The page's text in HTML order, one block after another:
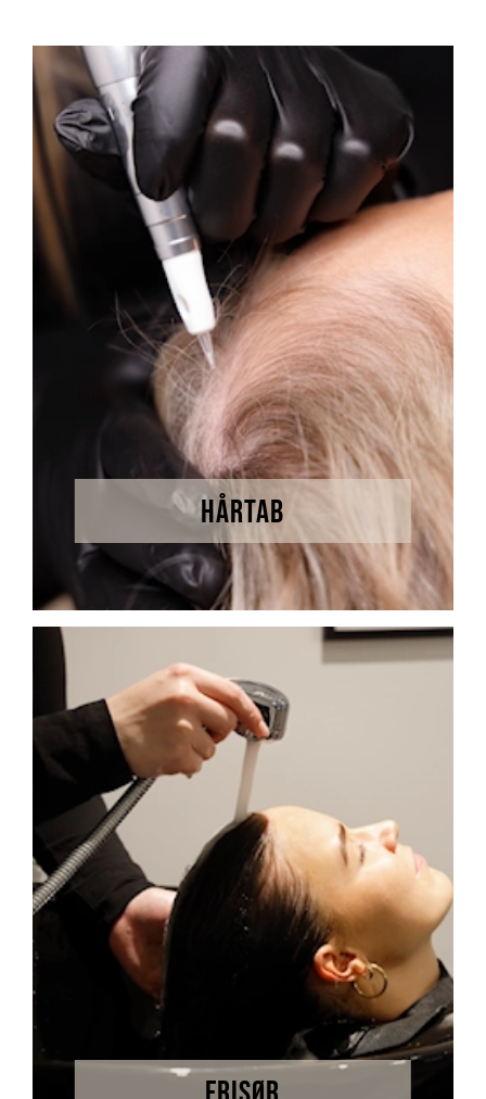
HÅRTAB